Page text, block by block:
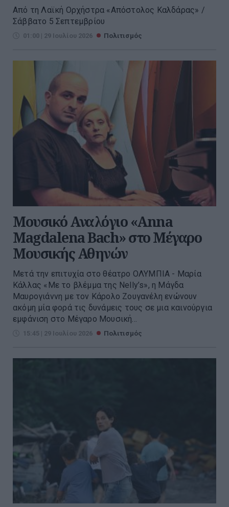
Από τη Λαϊκή Ορχήστρα «Απόστολος Καλδάρας» /
Σάββατο 5 Σεπτεμβρίου
01:00 | 29 Ιουλίου 2026 Πολιτισμός
Μουσικό Αναλόγιο «Anna
Magdalena Bach» στο Μέγαρο
Μουσικής Αθηνών
Μετά την επιτυχία στο θέατρο ΟΛΥΜΠΙΑ - Μαρία
Κάλλας «Με το βλέμμα της Nelly’s», η Μάγδα
Μαυρογιάννη με τον Κάρολο Ζουγανέλη ενώνουν
ακόμη μία φορά τις δυνάμεις τους σε μια καινούργια
εμφάνιση στο Μέγαρο Μουσική...
15:45 | 29 Ιουλίου 2026 Πολιτισμός